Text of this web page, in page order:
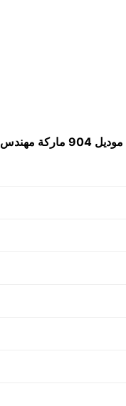
موديل 904 ماركة مهندس